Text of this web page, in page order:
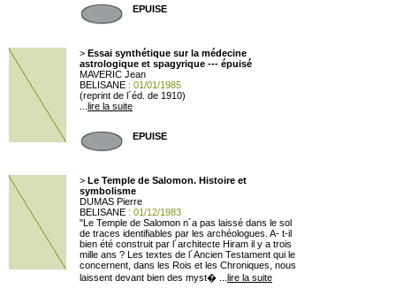
EPUISE
> Essai synthétique sur la médecine
astrologique et spagyrique --- épuisé
MAVERIC Jean
BELISANE : 01/01/1985
(reprint de l´éd. de 1910)
lire la suite
EPUISE
> Le Temple de Salomon. Histoire et
symbolisme
DUMAS Pierre
BELISANE : 01/12/1983
"Le Temple de Salomon n´a pas laissé dans le sol
de traces identifiables par les archéologues. A- t-il
bien été construit par l´architecte Hiram il y a trois
mille ans ? Les textes de l´Ancien Testament qui le
concernent, dans les Rois et les Chroniques, nous
laissent devant bien des myst� ... lire la suite